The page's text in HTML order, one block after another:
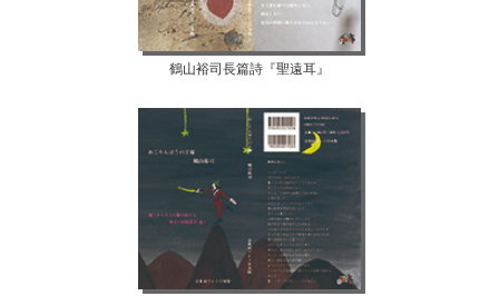
鶴山裕司長篇詩『聖遠耳』